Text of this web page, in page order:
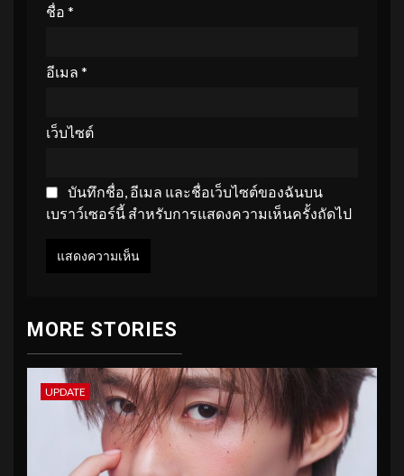
ชื่อ *
อีเมล *
เว็บไซต์
บันทึกชื่อ, อีเมล และชื่อเว็บไซต์ของฉันบน
เบราว์เซอร์นี้ สำหรับการแสดงความเห็นครั้งถัดไป
MORE STORIES
UPDATE